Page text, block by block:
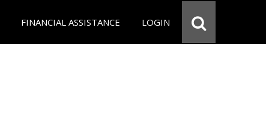
FINANCIAL ASSISTANCE LOGIN